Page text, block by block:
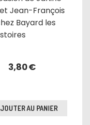
Jean-François
Bayard les
3,80€
AU PANIER